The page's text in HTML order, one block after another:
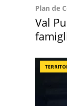
Plan de
Val